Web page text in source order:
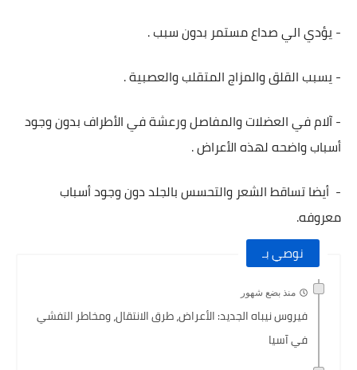
- يؤدي الي صداع مستمر بدون سبب .
- يسبب القلق والمزاج المتقلب والعصبية .
- آلام في العضلات والمفاصل ورعشة في الأطراف بدون وجود
أسباب واضحه لهذه الأعراض .
- أيضا تساقط الشعر والتحسس بالجلد دون وجود أسباب
معروفه.
نوصي بـ
منذ بضع شهور
فيروس نيباه الجديد: الأعراض، طرق الانتقال، ومخاطر التفشي
في آسيا